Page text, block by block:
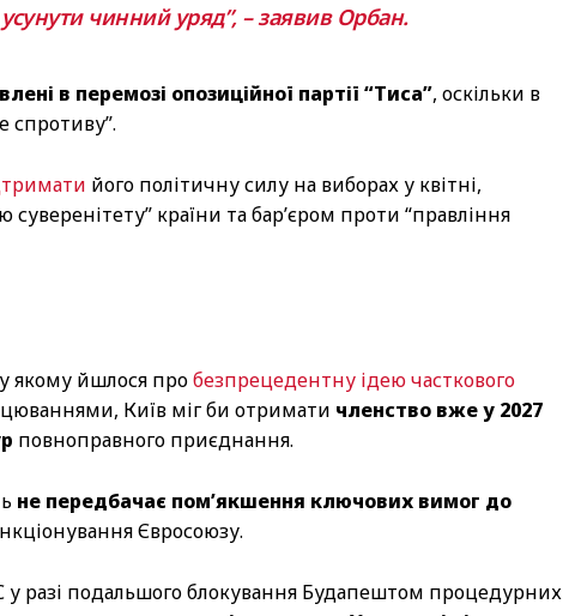
чинний уряд”, – заявив Орбан.
в перемозі опозиційної партії “Тиса”, оскільки в
спротиву”.
його політичну силу на виборах у квітні,
країни та бар’єром проти “правління
якому йшлося пробезпрецедентну ідею часткового
Київ міг би отримати членство вже у 2027
повноправного приєднання.
не передбачає пом’якшення ключових вимог до
Євросоюзу.
у разі подальшого блокування Будапештом процедурних